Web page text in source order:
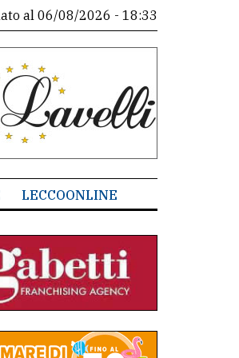
al 06/08/2026 - 18:33
LECCOONLINE